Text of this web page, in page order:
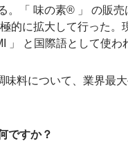
「 味の素® 」 の販売
的に拡大して行った
と国際語として使わ
味料について、業界最
ですか？